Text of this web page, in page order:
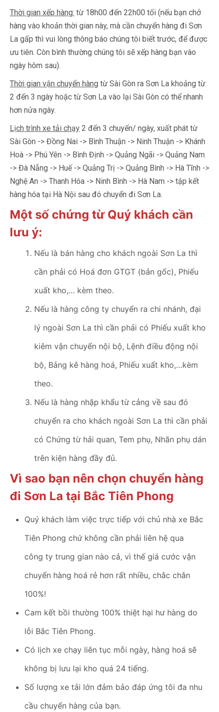
Thời gian xếp hàng: từ 18h00 đến 22h00 tối (nếu bạn chở
hàng vào khoản thời gian này, mà cần chuyển hàng đi Sơn
La gấp thì vui lòng thông báo chúng tôi biết trước, để được
ưu tiên. Còn bình thường chúng tôi sẽ xếp hàng bạn vào
ngày hôm sau).
Thời gian vận chuyển hàng từ Sài Gòn ra Sơn La khoảng từ
2 đến 3 ngày hoặc từ Sơn La vào lại Sài Gòn có thể nhanh
hơn nửa ngày.
Lịch trình xe tải chạy 2 đến 3 chuyến/ ngày, xuất phát từ
Sài Gòn -> Đồng Nai -> Bình Thuận -> Ninh Thuận -> Khánh
Hoà -> Phú Yên -> Bình Định -> Quảng Ngãi -> Quảng Nam
-> Đà Nẵng -> Huế -> Quảng Trị -> Quảng Bình -> Hà Tĩnh ->
Nghệ An -> Thanh Hóa -> Ninh Bình -> Hà Nam -> tập kết
hàng hóa tại Hà Nội sau đó chuyển đi Sơn La.
Một số chứng từ Quý khách cần
lưu ý:
Nếu là bán hàng cho khách ngoài Sơn La thì
cần phải có Hoá đơn GTGT (bản gốc), Phiếu
xuất kho,… kèm theo.
Nếu là hàng công ty chuyển ra chi nhánh, đại
lý ngoài Sơn La thì cần phải có Phiếu xuất kho
kiêm vận chuyển nội bộ, Lệnh điều động nội
bộ, Bảng kê hàng hoá, Phiếu xuất kho,…kèm
theo.
Nếu là hàng nhập khẩu từ cảng về sau đó
chuyển ra cho khách ngoài Sơn La thì cần phải
có Chứng từ hải quan, Tem phụ, Nhãn phụ dán
trên kiện hàng đầy đủ.
Vì sao bạn nên chọn chuyển hàng
đi Sơn La tại Bắc Tiên Phong
Quý khách làm việc trực tiếp với chủ nhà xe Bắc
Tiên Phong chứ không cần phải liên hệ qua
công ty trung gian nào cả, vì thế giá cước vận
chuyển hàng hoá rẻ hơn rất nhiều, chắc chắn
100%!
Cam kết bồi thường 100% thiệt hại hư hàng do
lỗi Bắc Tiên Phong.
Có lịch xe chạy liên tục mỗi ngày, hàng hoá sẽ
không bị lưu lại kho quá 24 tiếng.
Số lượng xe tải lớn đảm bảo đáp ứng tôi đa nhu
cầu chuyển hàng của bạn.